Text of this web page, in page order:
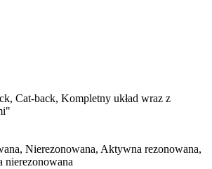
Cat-back, Kompletny układ wraz z
Nierezonowana, Aktywna rezonowana,
nierezonowana